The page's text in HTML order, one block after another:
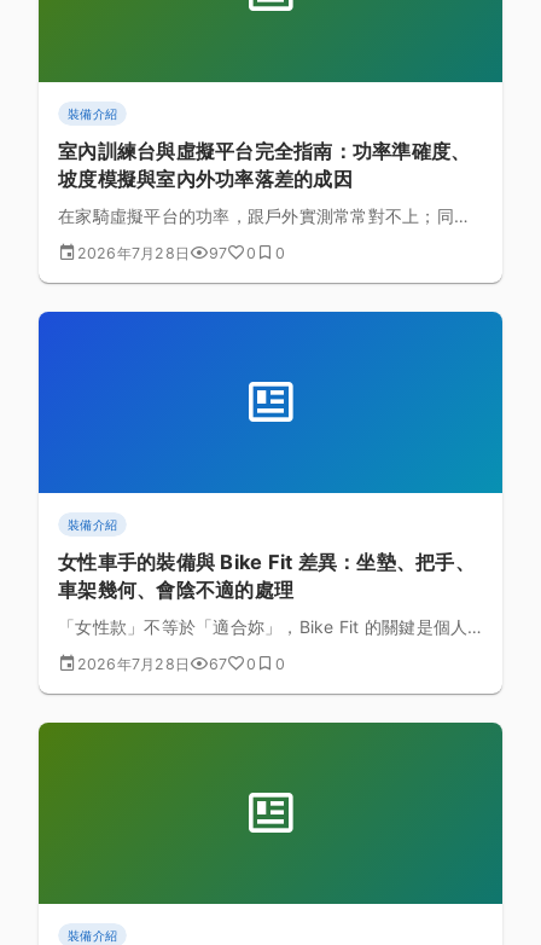
裝備介紹
室內訓練台與虛擬平台完全指南：功率準確度、
坡度模擬與室內外功率落差的成因
在家騎虛擬平台的功率，跟戶外實測常常對不上；同樣
標示 8% 的坡度，室內外踩起來卻是兩種感覺。這篇拆
解智慧訓練台的量測原理、坡度模擬的物理限制，以及
2026年7月28日 97 0 0
裝備介紹
女性車手的裝備與 Bike Fit 差異：坐墊、把手、
車架幾何、會陰不適的處理
「女性款」不等於「適合妳」，Bike Fit 的關鍵是個人
身體數據而非性別標籤。本文整理常見身型差異的參考
方向、坐墊選擇思路、會陰不適的調整策略，並提醒長
2026年7月28日 67 0 0
裝備介紹